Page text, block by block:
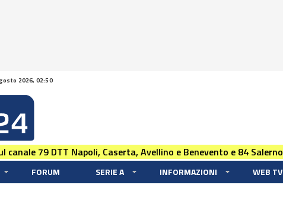
2026, 02:50
canale 79 DTT Napoli, Caserta, Avellino e Benevento e 84 Salerno
FORUM SERIE A INFORMAZIONI WEB TV